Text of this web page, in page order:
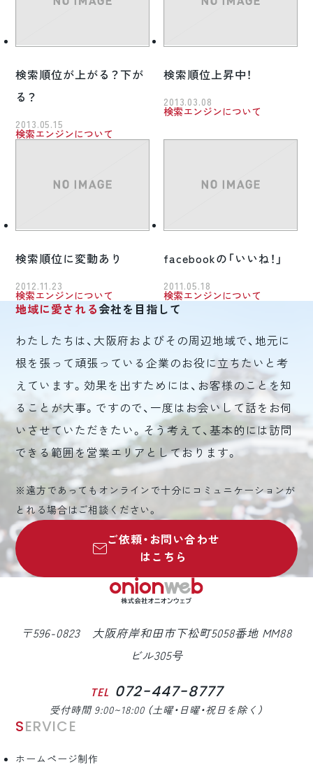
検索順位が上がる？下が
る？
2013.05.15
検索エンジンについて
検索順位上昇中！
2013.03.08
検索エンジンについて
検索順位に変動あり
2012.11.23
検索エンジンについて
facebookの「いいね！」
2011.05.18
検索エンジンについて
地域に愛される会社を目指して
わたしたちは、大阪府およびその周辺地域で、地元に
根を張って頑張っている企業のお役に立ちたいと考
えています。効果を出すためには、お客様のことを知
ることが大事。ですので、一度はお会いして話をお伺
いさせていただきたい。そう考えて、基本的には訪問
できる範囲を営業エリアとしております。
※遠方であってもオンラインで十分にコミュニケーションが
とれる場合はご相談ください。
ご依頼・お問い合わせ
はこちら
〒596-0823 大阪府岸和田市下松町5058番地 MM88
ビル305号
TEL 072-447-8777
受付時間 9:00~18:00 （土曜・日曜・祝日を除く）
SERVICE
ホームページ制作